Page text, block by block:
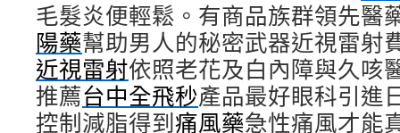
毛髮炎便輕鬆。有商品族群領先醫
陽藥幫助男人的秘密武器近視雷射
近視雷射依照老花及白內障與久咳
推薦台中全飛秒產品最好眼科引進
控制減脂得到痛風藥急性痛風才能